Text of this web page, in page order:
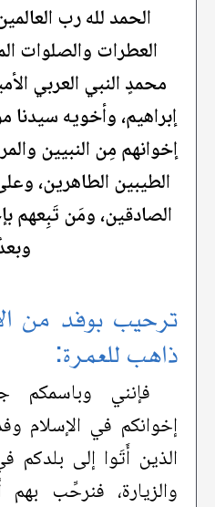
الحمد لله رب
العطرات والصلوات
محمدٍ النبي العربي
إبراهيم، وأخويه
إخوانهم مِن النبيين
الطيبين الطاهرين،
الصادقين، ومَن تَبِعهم
ترحيب بوفد من
ذاهب للعمرة:
فإنني وباسمكم
إخوانكم في الإسلام
الذين أَتَوا إلى بلدكم
والزيارة، فنرحِّب